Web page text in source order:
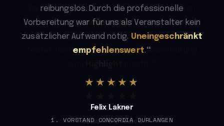
Roberto D'Amico
reibungslos. Durch die professionelle
Vorbereitung war für uns als Veranstalter kein
zusätzlicher Aufwand nötig. Uneingeschränkt
empfehlenswert.
★★★★★
Felix Lakner
1. VORSTAND CONCORDIA DURLANGEN
FACHSCHAFT SPORT PH SCHWÄBISCH GMÜND
Domenic Böttinger